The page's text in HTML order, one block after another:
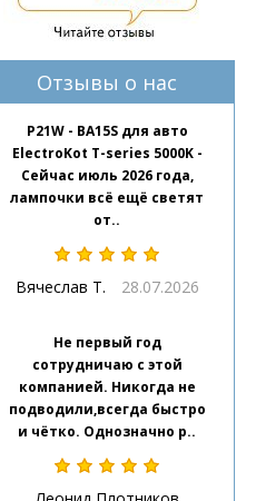
Отзывы о нас
P21W - BA15S для авто
ElectroKot T-series 5000K -
Сейчас июль 2026 года,
лампочки всё ещё светят
от..
Вячеслав Т. 28.07.2026
Не первый год
сотрудничаю с этой
компанией. Никогда не
подводили,всегда быстро
и чётко. Однозначно р..